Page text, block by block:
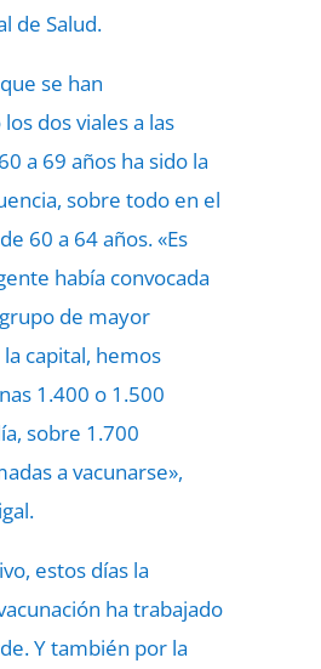
de Salud.
se han
dos viales a las
a 69 años ha sido la
sobre todo en el
60 a 64 años. «Es
había convocada
de mayor
capital, hemos
1.400 o 1.500
sobre 1.700
a vacunarse»,
estos días la
ha trabajado
Y también por la